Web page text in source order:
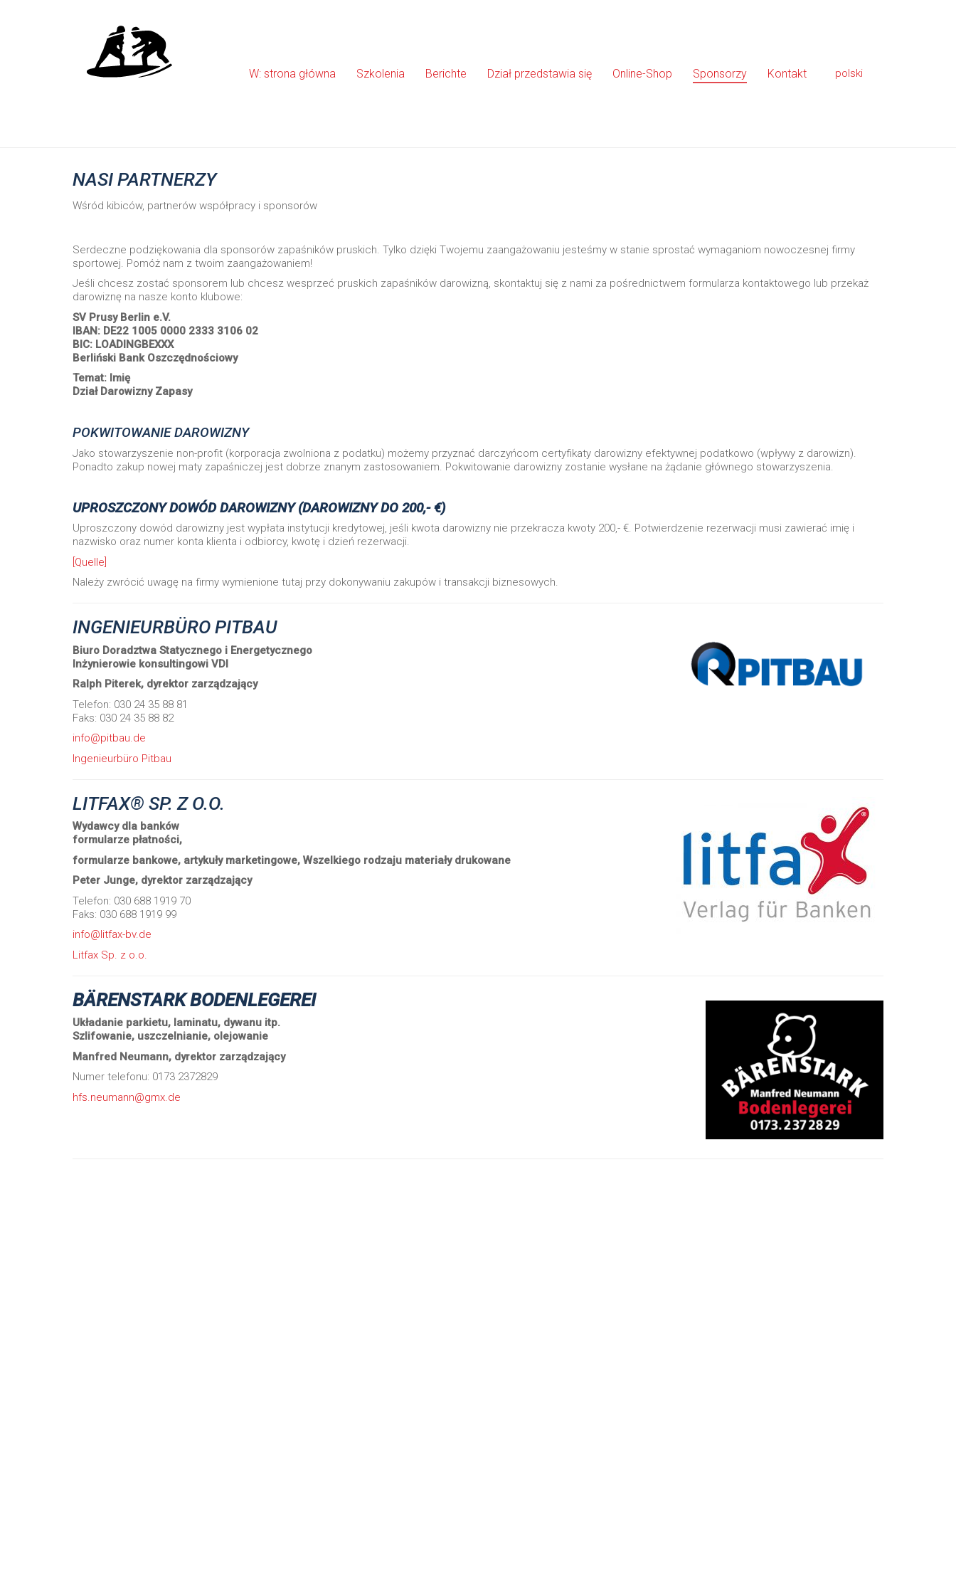
W: strona główna Szkolenia Berichte Dział przedstawia się Online-Shop Sponsorzy Kontakt polski
NASI PARTNERZY
Wśród kibiców, partnerów współpracy i sponsorów
Serdeczne podziękowania dla sponsorów zapaśników pruskich. Tylko dzięki Twojemu zaangażowaniu jesteśmy w stanie sprostać wymaganiom nowoczesnej firmy
sportowej. Pomóż nam z twoim zaangażowaniem!
Jeśli chcesz zostać sponsorem lub chcesz wesprzeć pruskich zapaśników darowizną, skontaktuj się z nami za pośrednictwem formularza kontaktowego lub przekaż
darowiznę na nasze konto klubowe:
SV Prusy Berlin e.V.
IBAN: DE22 1005 0000 2333 3106 02
BIC: LOADINGBEXXX
Berliński Bank Oszczędnościowy
Temat: Imię
Dział Darowizny Zapasy
POKWITOWANIE DAROWIZNY
Jako stowarzyszenie non-profit (korporacja zwolniona z podatku) możemy przyznać darczyńcom certyfikaty darowizny efektywnej podatkowo (wpływy z darowizn).
Ponadto zakup nowej maty zapaśniczej jest dobrze znanym zastosowaniem. Pokwitowanie darowizny zostanie wysłane na żądanie głównego stowarzyszenia.
UPROSZCZONY DOWÓD DAROWIZNY (DAROWIZNY DO 200,- €)
Uproszczony dowód darowizny jest wypłata instytucji kredytowej, jeśli kwota darowizny nie przekracza kwoty 200,- €. Potwierdzenie rezerwacji musi zawierać imię i
nazwisko oraz numer konta klienta i odbiorcy, kwotę i dzień rezerwacji.
[Quelle]
Należy zwrócić uwagę na firmy wymienione tutaj przy dokonywaniu zakupów i transakcji biznesowych.
INGENIEURBÜRO PITBAU
Biuro Doradztwa Statycznego i Energetycznego
Inżynierowie konsultingowi VDI
Ralph Piterek, dyrektor zarządzający
Telefon: 030 24 35 88 81
Faks: 030 24 35 88 82
info@pitbau.de
Ingenieurbüro Pitbau
LITFAX® SP. Z O.O.
Wydawcy dla banków
formularze płatności,
formularze bankowe, artykuły marketingowe, Wszelkiego rodzaju materiały drukowane
Peter Junge, dyrektor zarządzający
Telefon: 030 688 1919 70
Faks: 030 688 1919 99
info@litfax-bv.de
Litfax Sp. z o.o.
BÄRENSTARK BODENLEGEREI
Układanie parkietu, laminatu, dywanu itp.
Szlifowanie, uszczelnianie, olejowanie
Manfred Neumann, dyrektor zarządzający
Numer telefonu: 0173 2372829
hfs.neumann@gmx.de